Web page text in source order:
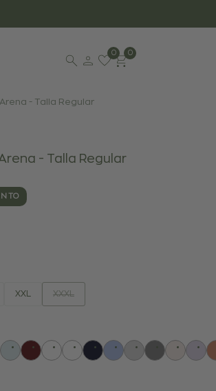
0 0
- Talla Regular
- Talla Regular
XXL
Variante
agotada
XXXL